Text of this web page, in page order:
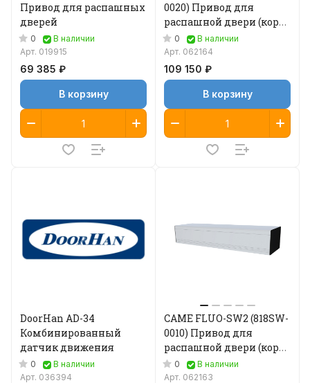
Привод для распашных
дверей
0
В наличии
Арт. 019915
69 385 ₽
В корзину
0020) Привод для
распашной двери (короб
до 463 мм)
0
В наличии
Арт. 062164
109 150 ₽
В корзину
DoorHan AD-34
Комбинированный
датчик движения
0
В наличии
Арт. 036394
CAME FLUO-SW2 (818SW-
0010) Привод для
распашной двери (короб
до 443 мм)
0
В наличии
Арт. 062163